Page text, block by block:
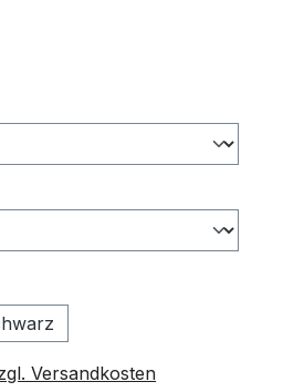
Versandkosten